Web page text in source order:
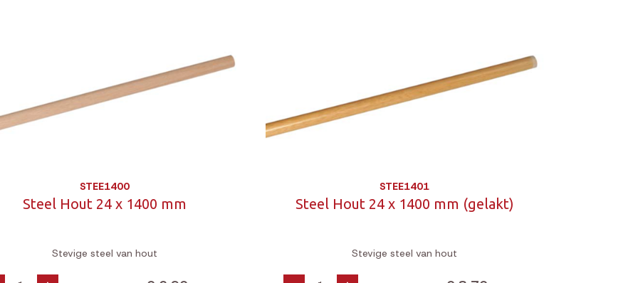
STEE1400
Steel Hout 24 x 1400 mm
Stevige steel van hout
STEE1401
Steel Hout 24 x 1400 mm (gelakt)
Stevige steel van hout